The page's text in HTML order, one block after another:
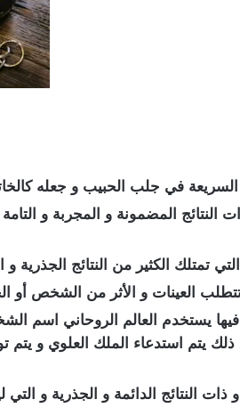
في جلب الحبيب و جعله
المضمونة و المجربة و
الكثير من النتائج الجذرية و
العينات و الأثر من الشخص أو
يستخدم العالم الروحاني اسم
يتم استدعاء الملك العلوي و
النتائج الدائمة و الجذرية و التي